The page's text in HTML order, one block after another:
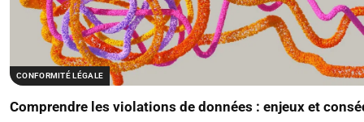
CONFORMITÉ LÉGALE
Comprendre les violations de données : enjeux et